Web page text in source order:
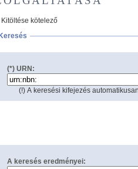
Kitöltése kötelező
Keresés
(*) URN:
(!) A keresési kifejezés
A keresés eredményei: